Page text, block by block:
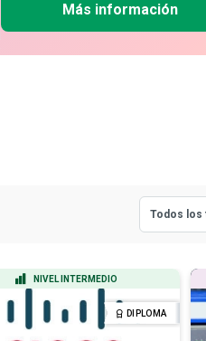
Más información
Todos los
Cursos
Cursos
NIVEL INTERMEDIO
DIPLOMA